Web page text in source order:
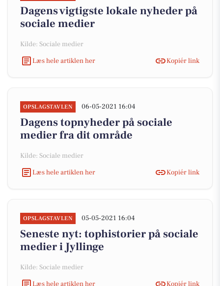
Dagens vigtigste lokale nyheder på
sociale medier
Kilde: Sociale medier
Læs hele artiklen her
Kopiér link
OPSLAGSTAVLEN 06-05-2021 16:04
Dagens topnyheder på sociale
medier fra dit område
Kilde: Sociale medier
Læs hele artiklen her
Kopiér link
OPSLAGSTAVLEN 05-05-2021 16:04
Seneste nyt: tophistorier på sociale
medier i Jyllinge
Kilde: Sociale medier
Læs hele artiklen her
Kopiér link